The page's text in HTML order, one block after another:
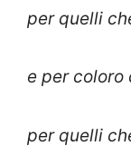
per quelli
e per coloro
per quelli